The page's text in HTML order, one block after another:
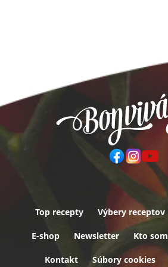
Päta
Top recepty Výbery receptov
E-shop Newsletter Kto som
Kontakt Súbory cookies